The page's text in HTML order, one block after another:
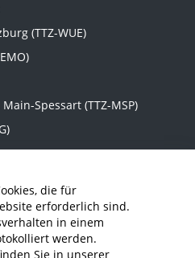
die für
erforderlich sind.
in einem
werden.
Sie in unserer
(TTZ-WUE)
Spessart (TTZ-MSP)
und Intelligente Systeme